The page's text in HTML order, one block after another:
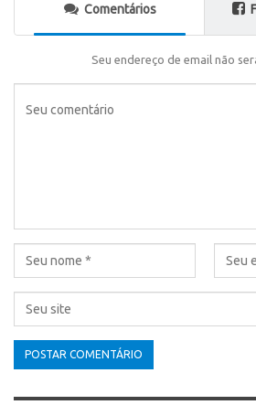
Comentários
Seu endereço de email não